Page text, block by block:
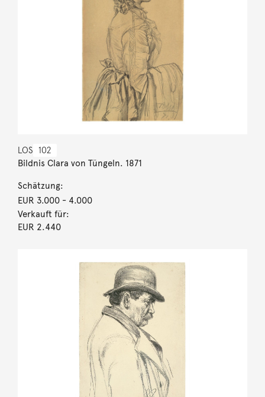
LOS 102
Bildnis Clara von Tüngeln. 1871
Schätzung:
EUR 3.000- 4.000
Verkauft für:
EUR 2.440